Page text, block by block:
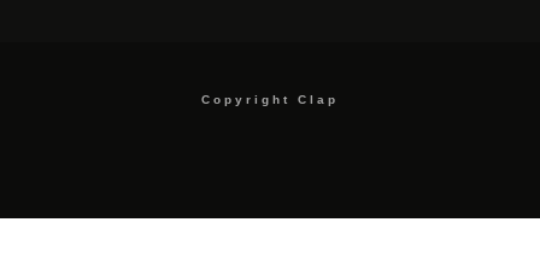
Copyright Clap